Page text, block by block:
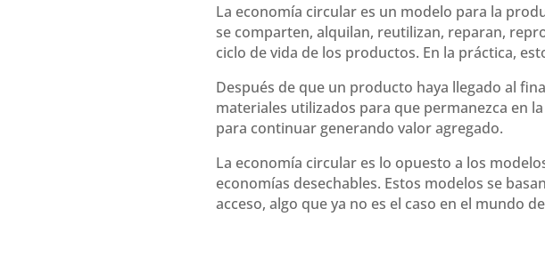
La economía circular es un modelo para la
se comparten, alquilan, reutilizan, reparan,
ciclo de vida de los productos. En la práctica,
Después de que un producto haya llegado al
materiales utilizados para que permanezca en
para continuar generando valor agregado.
La economía circular es lo opuesto a los
economías desechables. Estos modelos se
acceso, algo que ya no es el caso en el mundo